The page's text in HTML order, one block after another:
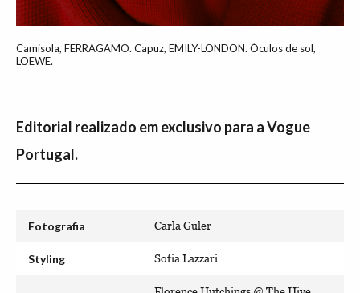
Camisola, FERRAGAMO. Capuz, EMILY-LONDON. Óculos de sol,
LOEWE.
Editorial realizado em exclusivo para a Vogue
Portugal.
Fotografia Carla Guler
Styling Sofia Lazzari